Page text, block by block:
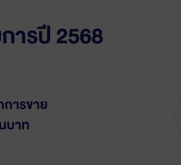
ารปี 2568
การขาย
บาท